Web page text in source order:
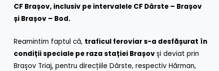
CF Brașov, inclusiv pe intervalele CF Dârste – Brașov
și Brașov – Bod.
Reamintim faptul că, traficul feroviar s-a desfășurat în
condiții speciale pe raza stației Brașovși deviat prin
Brașov Triaj, pentru direcțiile Dârste, respectiv Hărman,